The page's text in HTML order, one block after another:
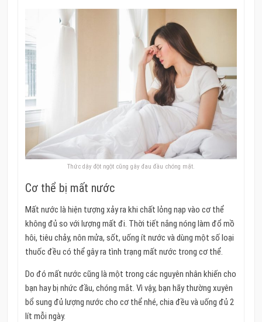
Thức dậy đột ngột cũng gây đau đầu chóng mặt.
Cơ thể bị mất nước
Mất nước là hiện tượng xảy ra khi chất lỏng nạp vào cơ thể
không đủ so với lượng mất đi. Thời tiết nắng nóng làm đổ mồ
hôi, tiêu chảy, nôn mửa, sốt, uống ít nước và dùng một số loại
thuốc đều có thể gây ra tình trạng mất nước trong cơ thể.
Do đó mất nước cũng là một trong các nguyên nhân khiến cho
bạn hay bị nhức đầu, chóng mắt. Vì vậy, bạn hãy thường xuyên
bổ sung đủ lượng nước cho cơ thể nhé, chia đều và uống đủ 2
lít mỗi ngày.